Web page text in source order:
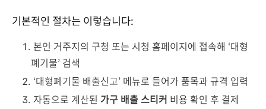
기본적인 절차는 이렇습니다:
본인 거주지의 구청 또는 시청 홈페이지에 접속해 ‘대형
폐기물’ 검색
‘대형폐기물 배출신고’ 메뉴로 들어가 품목과 규격 입력
자동으로 계산된 가구 배출 스티커 비용 확인 후 결제